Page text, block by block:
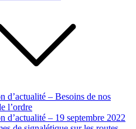
d’actualité – Besoins de nos
l’ordre
d’actualité – 19 septembre 2022